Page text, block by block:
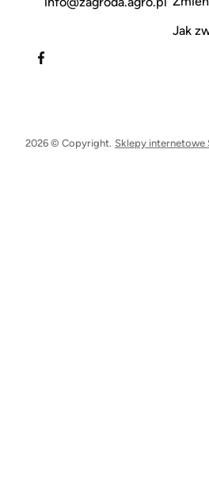
Jak
2026 © Copyright. Sklepy internetowe